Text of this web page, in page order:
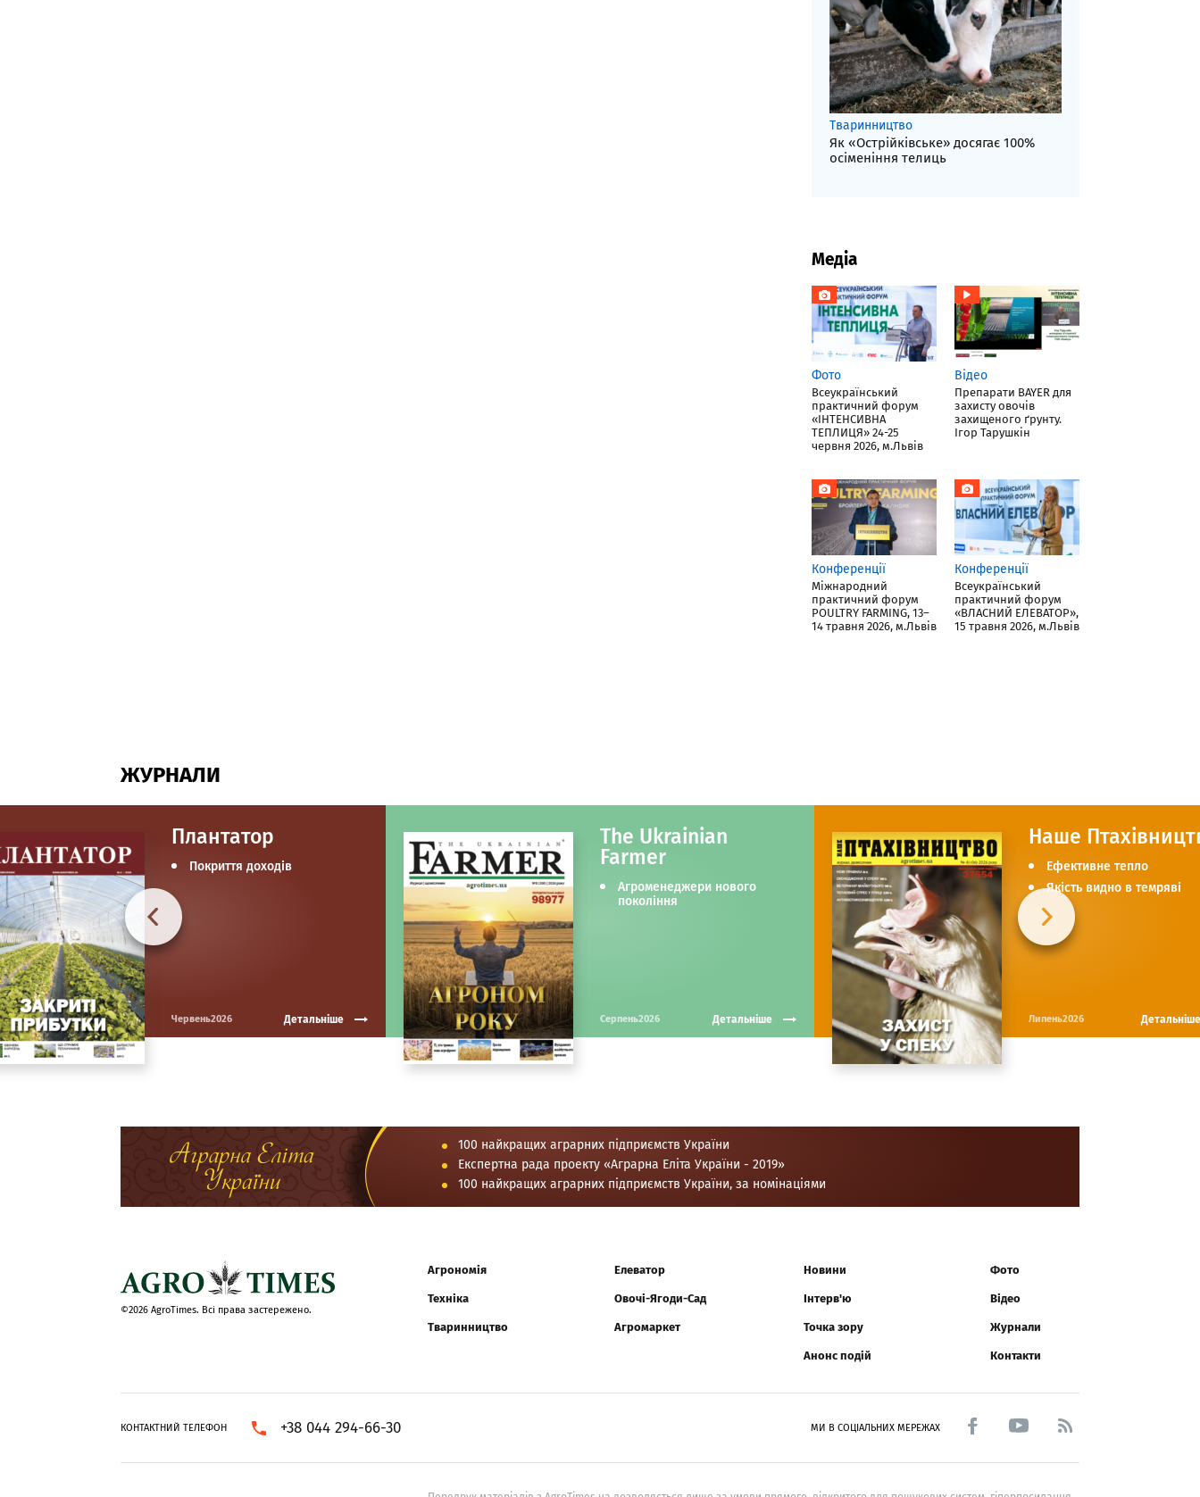
Тваринництво
Як «Острійківське» досягає 100%
осіменіння телиць
Медіа
Фото
Всеукраїнський
практичний форум
«ІНТЕНСИВНА
ТЕПЛИЦЯ» 24-25
червня 2026, м.Львів
Відео
Препарати BAYER для
захисту овочів
захищеного ґрунту.
Ігор Тарушкін
Конференції
Міжнародний
практичний форум
POULTRY FARMING, 13–
14 травня 2026, м.Львів
Конференції
Всеукраїнський
практичний форум
«ВЛАСНИЙ ЕЛЕВАТОР»,
15 травня 2026, м.Львів
ЖУРНАЛИ
The Ukrainian
Farmer
Агроменеджери нового
покоління
Серпень2026 Детальніше
Наше
Ефективне тепло
Якість видно в темряві
Липень2026 Детальніше
Плантатор
Покриття доходів
Червень2026 Детальніше
100 найкращих аграрних підприємств України
Експертна рада проекту «Аграрна Еліта України - 2019»
100 найкращих аграрних підприємств України, за номінаціями
©2026 AgroTimes. Всі права застережено.
Агрономія
Техніка
Тваринництво
Елеватор
Овочі-Ягоди-Сад
Агромаркет
Новини
Інтерв'ю
Точка зору
Анонс подій
Фото
Відео
Журнали
Контакти
КОНТАКТНИЙ ТЕЛЕФОН +38 044 294-66-30 МИ В СОЦІАЛЬНИХ МЕРЕЖАХ